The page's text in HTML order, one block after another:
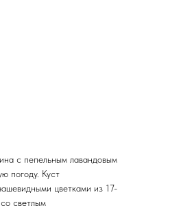
с пепельным лавандовым
погоду. Куст
цветками из 17-
светлым